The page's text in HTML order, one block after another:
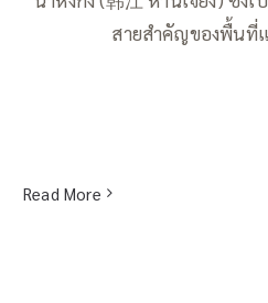
สายสำคัญของพื้นที่
Read More